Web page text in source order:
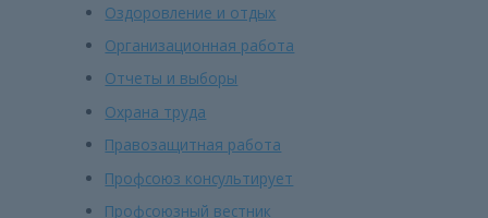
Оздоровление и отдых
Организационная работа
Отчеты и выборы
Охрана труда
Правозащитная работа
Профсоюз консультирует
Профсоюзный вестник